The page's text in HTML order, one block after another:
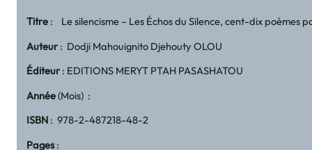
Titre : Le silencisme – Les Échos du Silence, cent-dix poèmes
Auteur: Dodji Mahouignito Djehouty OLOU
Éditeur: EDITIONS MERYT PTAH PASASHATOU
Année(Mois) :
ISBN : 978-2-487218-48-2
Pages: